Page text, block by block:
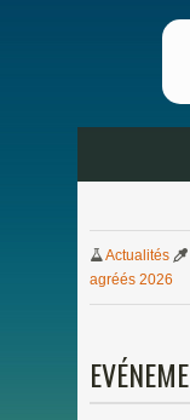
Actualités
agréés 2026